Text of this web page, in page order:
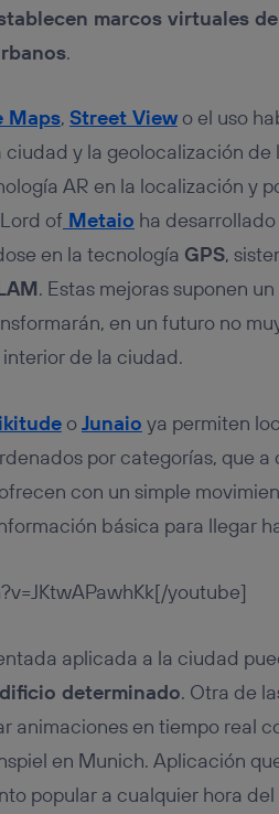
marcos virtuales
.
Maps, Street Viewo el uso
y la geolocalización de
AR en la localización y
of Metaio ha
en la tecnología GPS,
. Estas mejoras suponen
en un futuro no
de la ciudad.
oJunaio ya permiten
por categorías, que
con un simple
básica para llegar
youtube]
aplicada a la ciudad
determinado. Otra de
animaciones en tiempo real
en Munich. Aplicación
popular a cualquier hora